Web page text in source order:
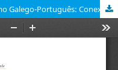
O Lirismo em Safo e no Trovadorismo Galego-Português: Conexões Estéticas